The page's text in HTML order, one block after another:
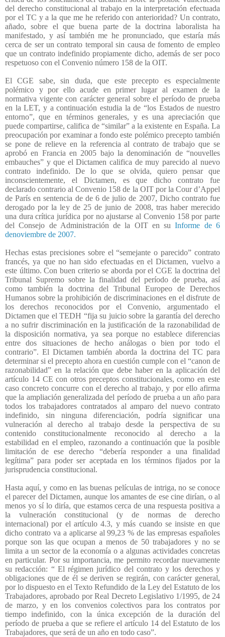
del derecho constitucional al trabajo en la interpretación efectuada
por el TC y a la que me he referido con anterioridad? Un contrato,
añado, sobre el que buena parte de la doctrina laboralista ha
manifestado, y así también me he pronunciado, que estaría más
cerca de ser un contrato temporal sin causa de fomento de empleo
que un contrato indefinido propiamente dicho, además de ser poco
respetuoso con el Convenio número 158 de la OIT.
El CGE sabe, sin duda, que este precepto es especialmente
polémico y por ello acude en primer lugar al examen de la
normativa vigente con carácter general sobre el período de prueba
en la LET, y a continuación estudia la de “los Estados de nuestro
entorno”, que en términos generales, y es una apreciación que
puede compartirse, califica de “similar” a la existente en España. La
preocupación por examinar a fondo este polémico precepto también
se pone de relieve en la referencia al contrato de trabajo que se
aprobó en Francia en 2005 bajo la denominación de “nouvelles
embauches” y que el Dictamen califica de muy parecido al nuevo
contrato indefinido. De lo que se olvida, quiero pensar que
inconscientemente, el Dictamen, es que dicho contrato fue
declarado contrario al Convenio 158 de la OIT por la Cour d’Appel
de París en sentencia de de 6 de julio de 2007, Dicho contrato fue
derogado por la ley de 25 de junio de 2008, tras haber merecido
una dura crítica jurídica por no ajustarse al Convenio 158 por parte
del Consejo de Administración de la OIT en suInforme de 6
denoviembre de 2007.
Hechas estas precisiones sobre el “semejante o parecido” contrato
francés, ya que no han sido efectuadas en el Dictamen, vuelvo a
este último. Con buen criterio se aborda por el CGE la doctrina del
Tribunal Supremo sobre la finalidad del período de prueba, así
como también la doctrina del Tribunal Europeo de Derechos
Humanos sobre la prohibición de discriminaciones en el disfrute de
los derechos reconocidos por el Convenio, argumentado el
Dictamen que el TEDH “fija su juicio sobre la garantía del derecho
a no sufrir discriminación en la justificación de la razonabilidad de
la disposición normativa, ya sea porque no establece diferencias
entre dos situaciones de hecho análogas o bien por todo el
contrario”. El Dictamen también aborda la doctrina del TC para
determinar si el precepto ahora en cuestión cumple con el “canon de
razonabilidad” en la relación que debe haber en la aplicación del
artículo 14 CE con otros preceptos constitucionales, como en este
caso concreto concurre con el derecho al trabajo, y por ello afirma
que la ampliación generalizada del período de prueba a un año para
todos los trabajadores contratados al amparo del nuevo contrato
indefinido, sin ninguna diferenciación, podría significar una
vulneración al derecho al trabajo desde la perspectiva de su
contenido constitucionalmente reconocido al derecho a la
estabilidad en el empleo, razonando a continuación que la posible
limitación de ese derecho “debería responder a una finalidad
legítima” para poder ser aceptada en los términos fijados por la
jurisprudencia constitucional.
Hasta aquí, y como en las buenas películas de intriga, no se conoce
el parecer del Dictamen, aunque los amantes de ese cine dirían, o al
menos yo sí lo diría, que estamos cerca de una respuesta positiva a
la vulneración constitucional (y de normas de derecho
internacional) por el artículo 4.3, y más cuando se insiste en que
dicho contrato va a aplicarse al 99,23 % de las empresas españoles
porque son las que ocupan a menos de 50 trabajadores y no se
limita a un sector de la economía o a algunas actividades concretas
en particular. Por su importancia, me permito recordar nuevamente
su redacción: “ El régimen jurídico del contrato y los derechos y
obligaciones que de él se deriven se regirán, con carácter general,
por lo dispuesto en el Texto Refundido de la Ley del Estatuto de los
Trabajadores, aprobado por Real Decreto Legislativo 1/1995, de 24
de marzo, y en los convenios colectivos para los contratos por
tiempo indefinido, con la única excepción de la duración del
período de prueba a que se refiere el artículo 14 del Estatuto de los
Trabajadores, que será de un año en todo caso”.